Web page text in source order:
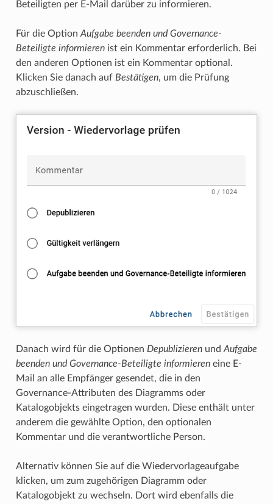
Beteiligten per E-Mail darüber zu informieren.
Für die Option Aufgabe beenden und Governance-
Beteiligte informierenist ein Kommentar erforderlich. Bei
den anderen Optionen ist ein Kommentar optional.
Klicken Sie danach auf Bestätigen, um die Prüfung
abzuschließen.
Danach wird für die Optionen Depublizierenund Aufgabe
beenden und Governance-Beteiligte informiereneine E-
Mail an alle Empfänger gesendet, die in den
Governance-Attributen des Diagramms oder
Katalogobjekts eingetragen wurden. Diese enthält unter
anderem die gewählte Option, den optionalen
Kommentar und die verantwortliche Person.
Alternativ können Sie auf die Wiedervorlageaufgabe
klicken, um zum zugehörigen Diagramm oder
Katalogobjekt zu wechseln. Dort wird ebenfalls die